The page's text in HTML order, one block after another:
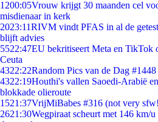
1200:05Vrouw krijgt 30 maanden cel
misdienaar in kerk
2023:11RIVM vindt PFAS in al de
blijft advies
5522:47EU bekritiseert Meta en TikTok
Ceuta
4322:22Random Pics van de Dag #1448
4322:19Houthi's vallen Saoedi-Arabië
blokkade olieroute
1521:37VrijMiBabes #316 (not very
2621:30Wegpiraat scheurt met 146 km/